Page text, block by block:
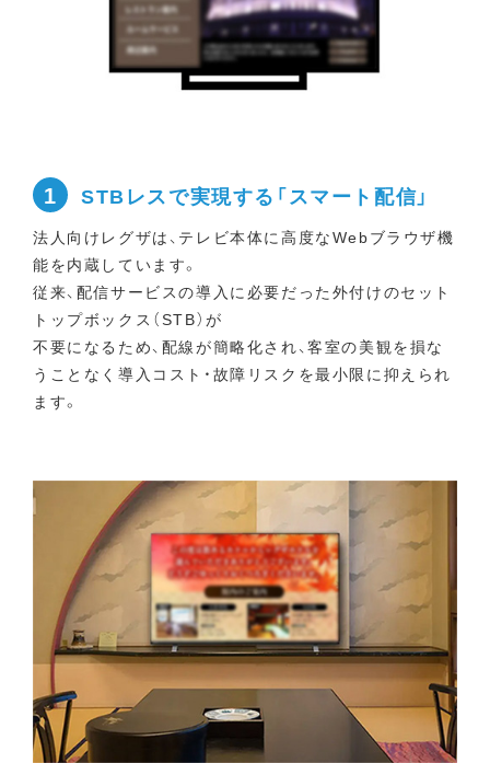
1 STBレスで実現する「スマート配信」
法人向けレグザは、テレビ本体に高度なWebブラウザ機
能を内蔵しています。
従来、配信サービスの導入に必要だった外付けのセット
トップボックス（STB）が
不要になるため、配線が簡略化され、客室の美観を損な
うことなく導入コスト・故障リスクを最小限に抑えられ
ます。